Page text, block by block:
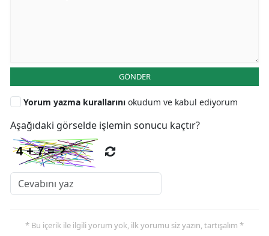
GÖNDER
Yorum yazma kurallarını okudum ve kabul ediyorum
Aşağıdaki görselde işlemin sonucu kaçtır?
* Bu içerik ile ilgili yorum yok, ilk yorumu siz yazın, tartışalım *